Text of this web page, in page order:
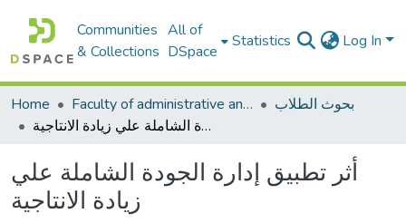
Communities
& Collections
All of
DSpace
Statistics Log In
Home Faculty of administrative and economic sciences كليةالعلوم الادارية والاقتصادية
بحوث الطلاب
أثر تطبيق إدارة الجودة الشاملة علي زيادة الانتاجية
أثر تطبيق إدارة الجودة الشاملة علي
زيادة الانتاجية